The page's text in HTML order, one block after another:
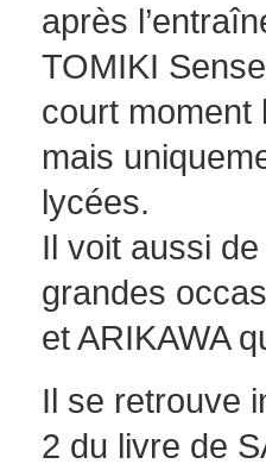
après
TOMIKI
court moment
mais
lycées.
Il voit aussi
grandes
et ARIKAWA
Il se retrouve
2 du livre de